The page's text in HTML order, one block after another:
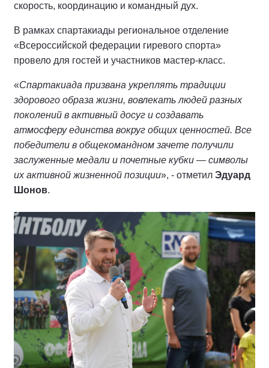
скорость, координацию и командный дух.
В рамках спартакиады региональное отделение
«Всероссийской федерации гиревого спорта»
провело для гостей и участников мастер-класс.
«Спартакиада призвана укреплять традиции
здорового образа жизни, вовлекать людей разных
поколений в активный досуг и создавать
атмосферу единства вокруг общих ценностей. Все
победители в общекомандном зачете получили
заслуженные медали и почетные кубки — символы
их активной жизненной позиции», - отметил Эдуард
Шонов.